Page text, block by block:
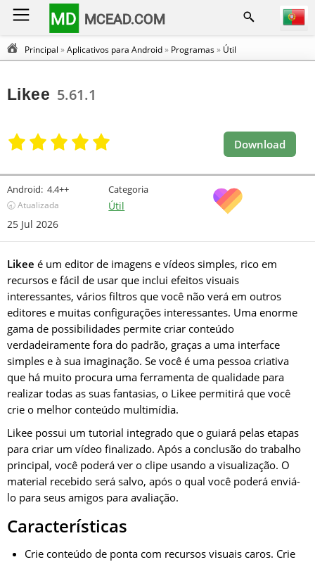
MD MCEAD.COM
Principal »Aplicativos para Android» Programas» Útil
Likee 5.61.1
Download
Android: 4.4++
🕣 Atualizada
25 Jul 2026
Categoria
Útil
Likee é um editor de imagens e vídeos simples, rico em
recursos e fácil de usar que inclui efeitos visuais
interessantes, vários filtros que você não verá em outros
editores e muitas configurações interessantes. Uma enorme
gama de possibilidades permite criar conteúdo
verdadeiramente fora do padrão, graças a uma interface
simples e à sua imaginação. Se você é uma pessoa criativa
que há muito procura uma ferramenta de qualidade para
realizar todas as suas fantasias, o Likee permitirá que você
crie o melhor conteúdo multimídia.
Likee possui um tutorial integrado que o guiará pelas etapas
para criar um vídeo finalizado. Após a conclusão do trabalho
principal, você poderá ver o clipe usando a visualização. O
material recebido será salvo, após o qual você poderá enviá-
lo para seus amigos para avaliação.
Características
Crie conteúdo de ponta com recursos visuais caros. Crie